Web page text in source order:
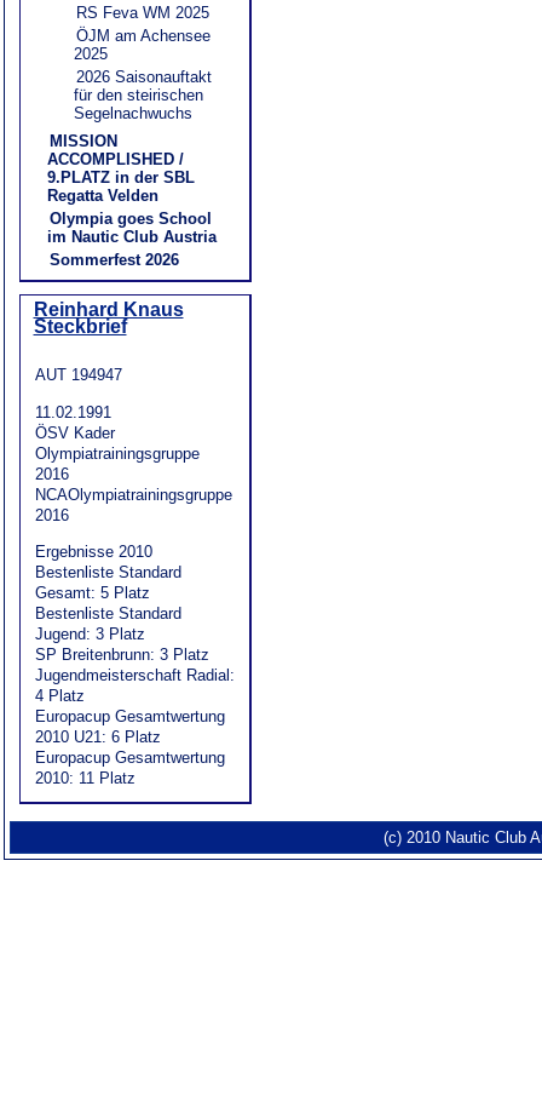
RS Feva WM 2025
ÖJM am Achensee
2025
2026 Saisonauftakt
für den steirischen
Segelnachwuchs
MISSION
ACCOMPLISHED /
9.PLATZ in der SBL
Regatta Velden
Olympia goes School
im Nautic Club Austria
Sommerfest 2026
Reinhard Knaus
Steckbrief
AUT 194947
11.02.1991
ÖSV Kader
Olympiatrainingsgruppe
2016
NCAOlympiatrainingsgruppe
2016
Ergebnisse 2010
Bestenliste Standard
Gesamt: 5 Platz
Bestenliste Standard
Jugend: 3 Platz
SP Breitenbrunn: 3 Platz
Jugendmeisterschaft Radial:
4 Platz
Europacup Gesamtwertung
2010 U21: 6 Platz
Europacup Gesamtwertung
2010: 11 Platz
(c) 2010 Nautic Club